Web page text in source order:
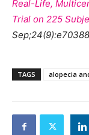
Real-Life,
Trial on 225
TAGS alopecia